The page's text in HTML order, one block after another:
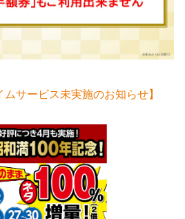
ムサービス未実施のお知らせ】